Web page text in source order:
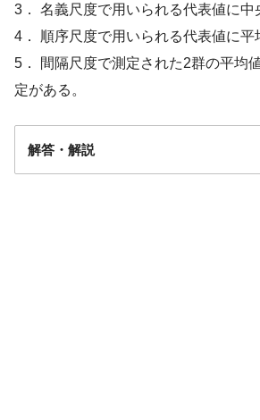
3． 名義尺度で用いられる代表値に中
4． 順序尺度で用いられる代表値に平
5． 間隔尺度で測定された2群の平均
定がある。
解答・解説